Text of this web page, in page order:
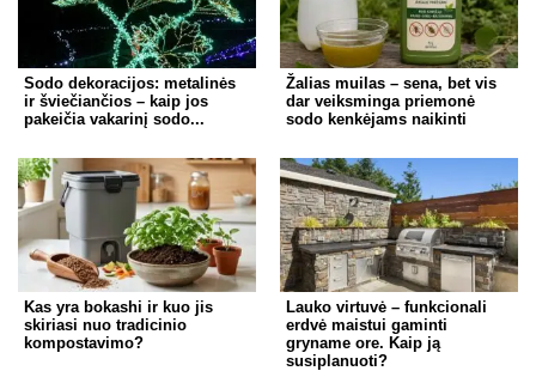
Sodo dekoracijos: metalinės
ir šviečiančios – kaip jos
pakeičia vakarinį sodo...
Žalias muilas – sena, bet vis
dar veiksminga priemonė
sodo kenkėjams naikinti
Kas yra bokashi ir kuo jis
skiriasi nuo tradicinio
kompostavimo?
Lauko virtuvė – funkcionali
erdvė maistui gaminti
gryname ore. Kaip ją
susiplanuoti?